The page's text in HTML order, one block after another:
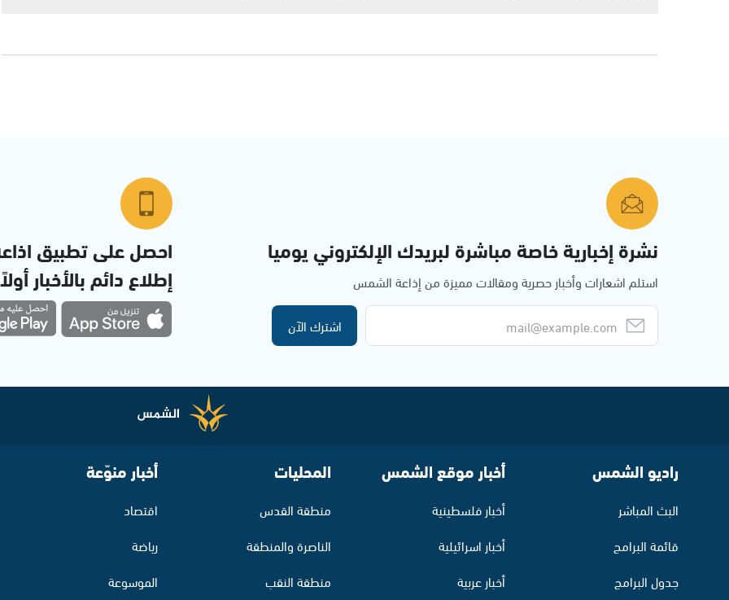
نشرة إخبارية خاصة مباشرة لبريدك الإلكتروني يوميا
استلم اشعارات وأخبار حصرية ومقالات مميزة من إذاعة الشمس
اشترك الآن
احصل على تطبيق
إطلاع دائم بالأخبار
راديو الشمس
البث المباشر
قائمة البرامج
جدول البرامج
أخبار موقع الشمس
أخبار فلسطينية
أخبار اسرائيلية
أخبار عربية
المحليات
منطقة القدس
الناصرة والمنطقة
منطقة النقب
أخبار منوّعة
اقتصاد
رياضة
الموسوعة